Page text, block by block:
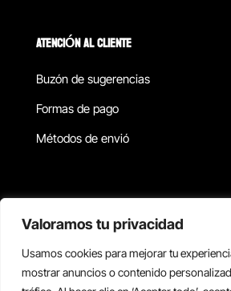
Valoramos tu privacidad
Usamos cookies para mejorar tu
mostrar anuncios o contenido
ATENCIÓN AL CLIENTE
Buzón de sugerencias
Formas de pago
Métodos de envió
Copyright © 2026 Reisix. Todos los